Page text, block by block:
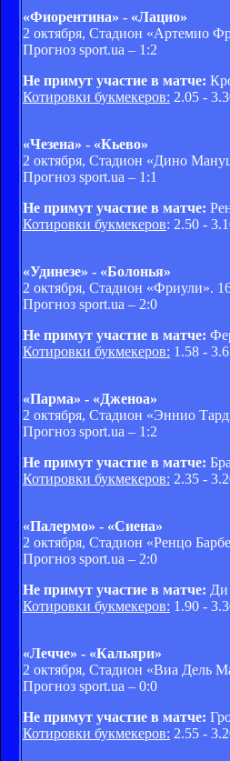
«Фиорентина» - «Лацио»
2 октября, Стадион «Артемио
Прогноз sport.ua – 1:2
Не примут участие в матче:
Котировки букмекеров: 2.05 -
«Чезена» - «Кьево»
2 октября, Стадион «Дино
Прогноз sport.ua – 1:1
Не примут участие в матче:
Котировки букмекеров: 2.50 -
«Удинезе» - «Болонья»
2 октября, Стадион «Фриули».
Прогноз sport.ua – 2:0
Не примут участие в матче:
Котировки букмекеров: 1.58 -
«Парма» - «Дженоа»
2 октября, Стадион «Эннио
Прогноз sport.ua – 1:2
Не примут участие в матче:
Котировки букмекеров: 2.35 -
«Палермо» - «Сиена»
2 октября, Стадион «Ренцо
Прогноз sport.ua – 2:0
Не примут участие в матче: Ди
Котировки букмекеров: 1.90 -
«Лечче» - «Кальяри»
2 октября, Стадион «Виа Дель
Прогноз sport.ua – 0:0
Не примут участие в матче:
Котировки букмекеров: 2.55 -